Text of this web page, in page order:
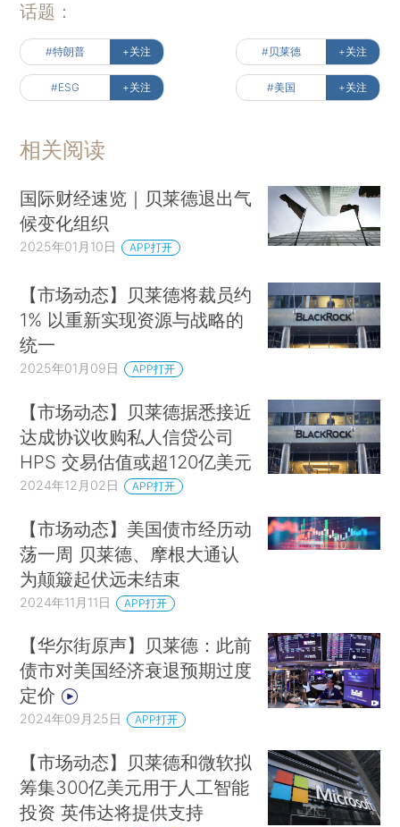
话题：
#特朗普 +关注 #贝莱德 +关注
#ESG +关注 #美国 +关注
相关阅读
国际财经速览｜贝莱德退出气
候变化组织
2025年01月10日 APP打开
【市场动态】贝莱德将裁员约
1% 以重新实现资源与战略的
统一
2025年01月09日 APP打开
【市场动态】贝莱德据悉接近
达成协议收购私人信贷公司
HPS 交易估值或超120亿美元
2024年12月02日 APP打开
【市场动态】美国债市经历动
荡一周 贝莱德、摩根大通认
为颠簸起伏远未结束
2024年11月11日 APP打开
【华尔街原声】贝莱德：此前
债市对美国经济衰退预期过度
定价
2024年09月25日 APP打开
【市场动态】贝莱德和微软拟
筹集300亿美元用于人工智能
投资 英伟达将提供支持